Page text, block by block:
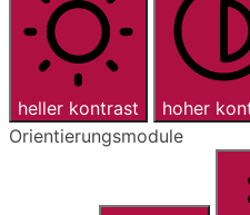
heller kontrast hoher
Orientierungsmodule